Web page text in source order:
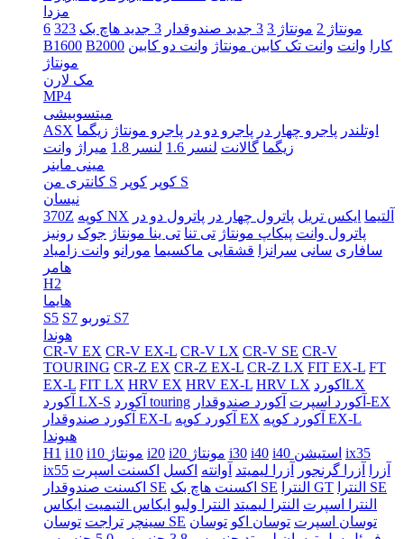
مزدا
مونتاژ 2
مونتاژ 3 3 جدید صندوقدار 3 جدید هاچ بک 323
6
B1600 B2000 کارا وانت وانت تک کابین مونتاژ وانت دو کابین
مونتاژ
مک لارن
MP4
میتسوبیشی
ASX
اوتلندر پاجرو چهار در پاجرو دو در پاجرو مونتاژ زیگما
زیگما گالانت لنسر 1.6 لنسر 1.8 میراژ وانت
مینی ماینر
کانتری من S
کوپر کوپر S
نیسان
370Z
کوپه NX آلتیما ایکس تریل پاترول چهار در پاترول دو در
پاترول وانت پیکاپ مونتاژ تی تنا تی ینا مونتاژ جوک رونیز
سافاری سانی سرانزا قشقایی ماکسیما مورانو وانت زامیاد
هامر
H2
هایما
S5 S7
توربو S7
هوندا
CR-V EX CR-V EX-L CR-V LX CR-V SE CR-V
TOURING CR-Z EX CR-Z EX-L CR-Z LX FIT EX-L FT
EX-L FIT LX HRV EX HRV EX-L HRV LX
اکوردLX
آکورد LX-S
آکورد touring آکورد اسپرت آکورد صندوقدار-EX
آکورد صندوقدار EX-L
آکورد کوپه EX
آکورد کوپه EX-L
هیوندا
H1 i10 i10 مونتاژ i20 i20 مونتاژ i30 i40 i40 استیشن ix35
ix55
آزرا آزرا گرنجور آزرا لیمیتد آوانته اکسل اکسنت اسپرت
اکسنت صندوقدار SE
اکسنت هاچ بک SE النترا GT
النترا SE
النترا اسپرت النترا لیمیتد النترا ولیو ایکاس التیمیت ایکاس
سینچر تراجت توسان SE توسان اسپرت توسان اکو توسان